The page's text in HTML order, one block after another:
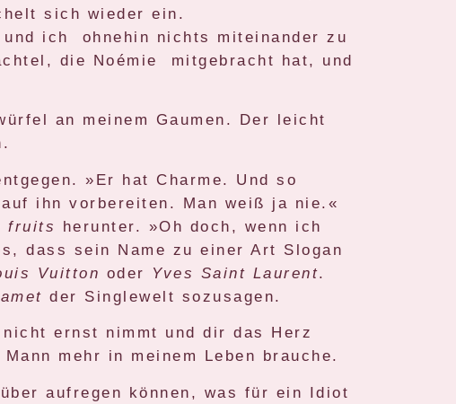
sich wieder ein.
ich ohnehin nichts miteinander zu
die Noémie mitgebracht hat, und
an meinem Gaumen. Der leicht
»Er hat Charme. Und so
ihn vorbereiten. Man weiß ja nie.«
fruits
herunter. »Oh doch, wenn ich
dass sein Name zu einer Art Slogan
Vuitton oder Yves Saint Laurent.
der Singlewelt sozusagen.
ernst nimmt und dir das Herz
mehr in meinem Leben brauche.
aufregen können, was für ein Idiot